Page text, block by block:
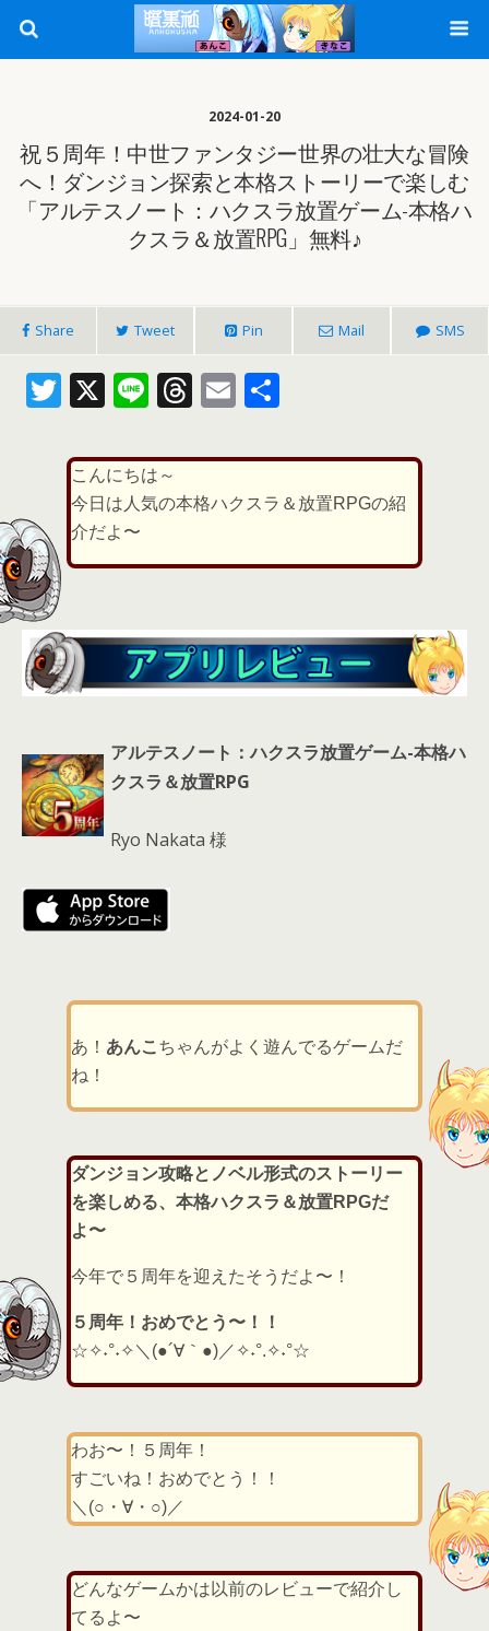
2024-01-20
祝５周年！中世ファンタジー世界の壮大な冒険
へ！ダンジョン探索と本格ストーリーで楽しむ
「アルテスノート：ハクスラ放置ゲーム-本格ハ
クスラ＆放置RPG」無料♪
Share Tweet Pin Mail SMS
T
itt
er
X Li
e
T
re
a
s
E
ai
l
こんにちは～
今日は人気の本格ハクスラ＆放置RPGの紹
介だよ〜
アルテスノート：ハクスラ放置ゲーム-本格ハ
クスラ＆放置RPG
Ryo Nakata 様
あ！ あんこ ちゃんがよく遊んでるゲームだ
ね！
ダンジョン攻略とノベル形式のストーリー
を楽しめる、本格ハクスラ＆放置RPGだ
よ〜
今年で５周年を迎えたそうだよ〜！
５周年！おめでとう〜！！
☆✧˖°˖✧＼(●´∀｀●)／✧˖°.✧˖°☆
わお〜！５周年！
すごいね！おめでとう！！
＼(○・∀・○)／
どんなゲームかは以前のレビューで紹介し
てるよ〜